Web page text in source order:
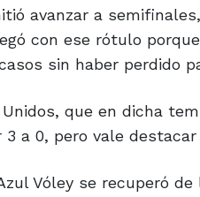
avanzar a
con ese rótulo
sin haber perdido
que en dicha
3 a 0, pero vale
Vóley se recuperó